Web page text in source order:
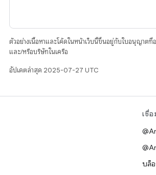
ตัวอย่างเนื้อหาและโค้ดในหน้าเว็บนี้ขึ้นอยู่กับใบอนุญาตที่
และ/หรือบริษัทในเครือ
อัปเดตล่าสุด 2025-07-27 UTC
เชื่
บล็